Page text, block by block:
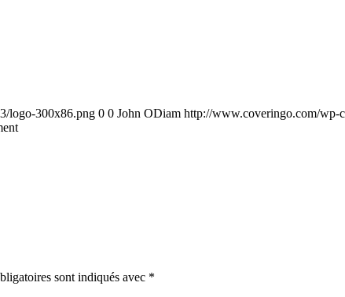
logo-300x86.png 0 0 John ODiam http://www.coveringo.com/wp-
sont indiqués avec *